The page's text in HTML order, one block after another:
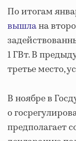
По итогам
вышлана
1 ГВт. В
третье место,
В ноябре в
о
предполагает